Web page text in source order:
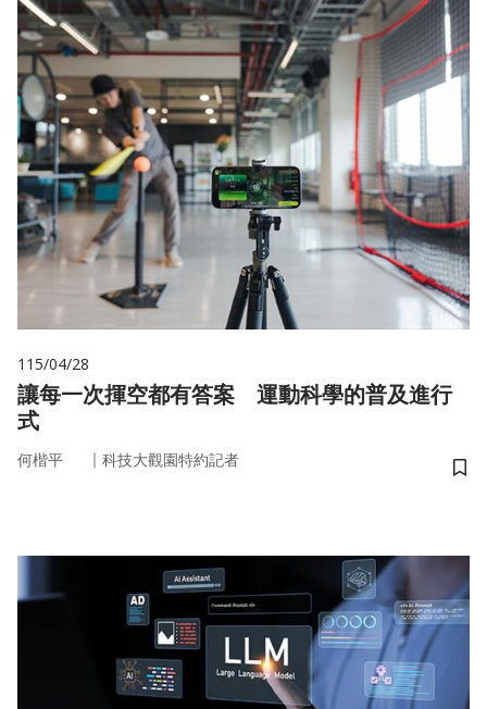
115/04/28
讓每一次揮空都有答案 運動科學的普及進行
式
何楷平 ｜ 科技大觀園特約記者
儲